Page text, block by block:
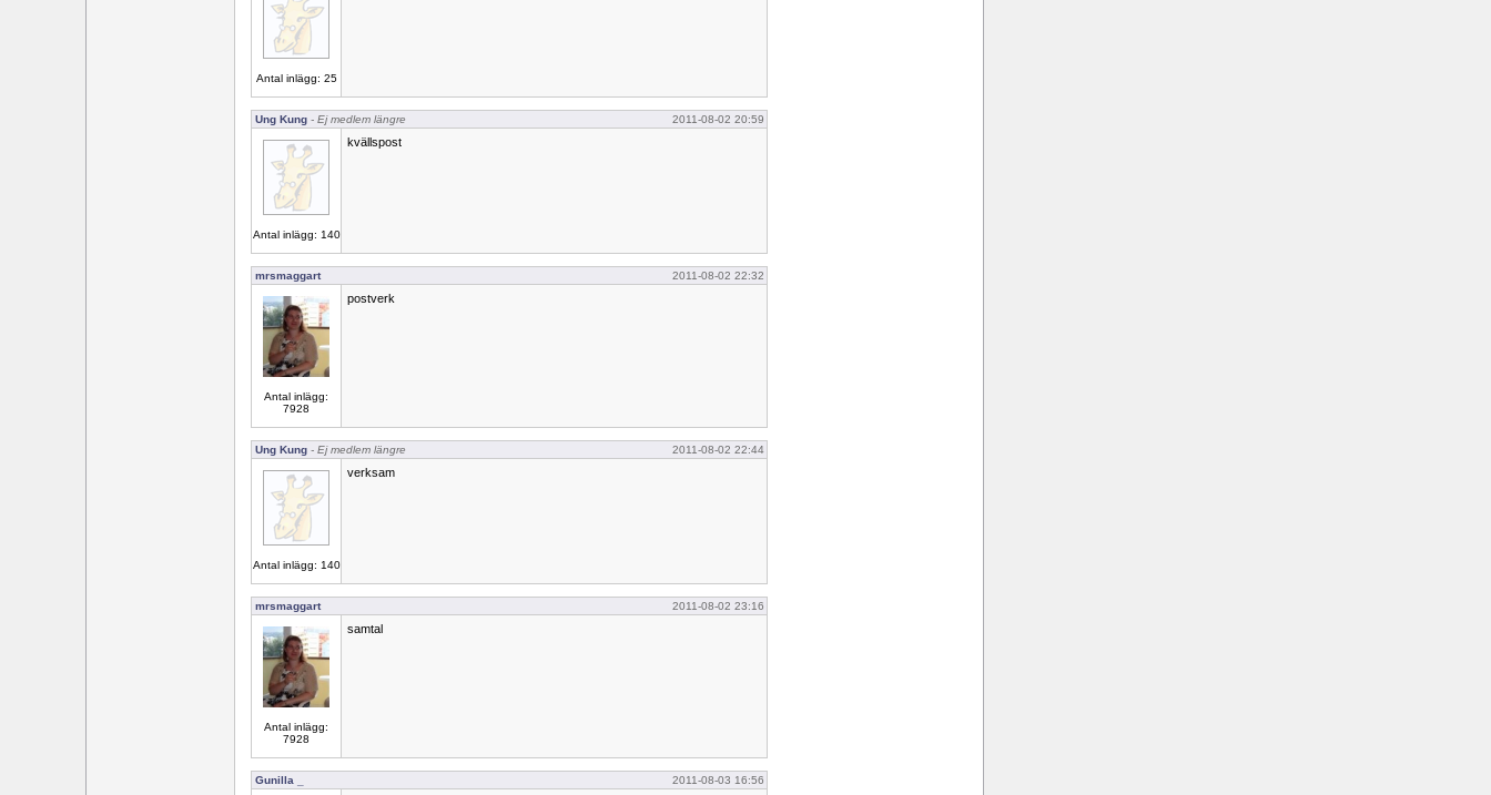
Antal inlägg: 25
Ung Kung - Ej medlem längre 2011-08-02 20:59
Antal inlägg: 140
kvällspost
mrsmaggart 2011-08-02 22:32
Antal inlägg:
7928
postverk
Ung Kung - Ej medlem längre 2011-08-02 22:44
Antal inlägg: 140
verksam
mrsmaggart 2011-08-02 23:16
Antal inlägg:
7928
samtal
Gunilla _ 2011-08-03 16:56